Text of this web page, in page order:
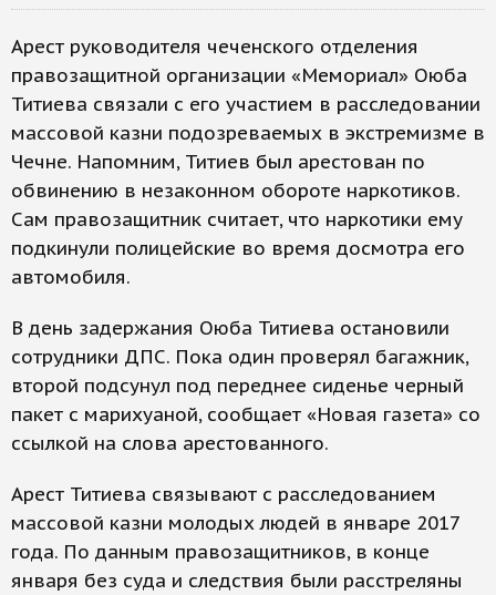
Арест руководителя чеченского отделения
правозащитной организации «Мемориал» Оюба
Титиева связали с его участием в расследовании
массовой казни подозреваемых в экстремизме в
Чечне. Напомним, Титиев был арестован по
обвинению в незаконном обороте наркотиков.
Сам правозащитник считает, что наркотики ему
подкинули полицейские во время досмотра его
автомобиля.
В день задержания Оюба Титиева остановили
сотрудники ДПС. Пока один проверял багажник,
второй подсунул под переднее сиденье черный
пакет с марихуаной, сообщает «Новая газета» со
ссылкой на слова арестованного.
Арест Титиева связывают с расследованием
массовой казни молодых людей в январе 2017
года. По данным правозащитников, в конце
января без суда и следствия были расстреляны